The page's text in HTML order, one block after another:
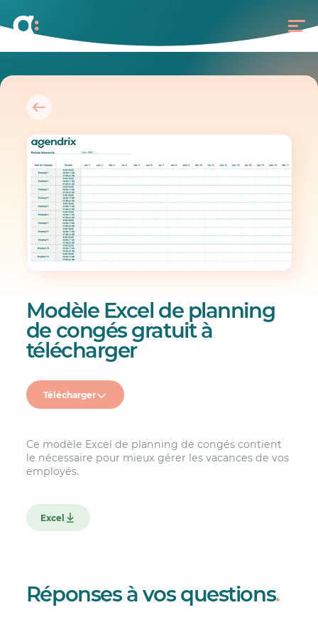
Télécharger
Modèle Excel de planning
de congés gratuit à
télécharger
Ce modèle Excel de planning de congés contient
le nécessaire pour mieux gérer les vacances de vos
employés.
Excel
Réponses à vos questions.